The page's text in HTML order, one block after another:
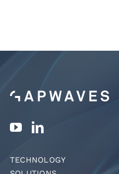
TECHNOLOGY